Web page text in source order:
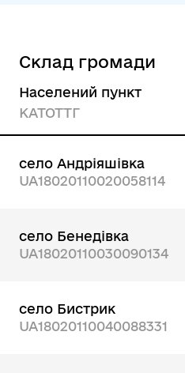
Склад громади
Населений пункт
КАТОТТГ
село Андріяшівка
UA18020110020058114
село Бенедівка
UA18020110030090134
село Бистрик
UA18020110040088331